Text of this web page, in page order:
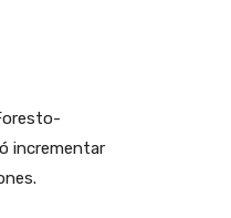
incrementar